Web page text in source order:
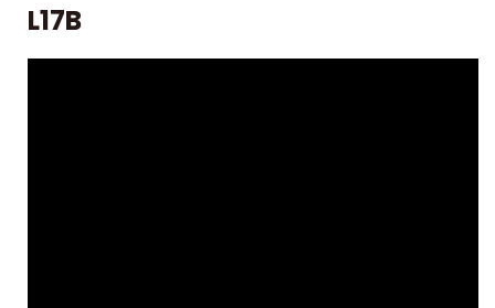
L17B